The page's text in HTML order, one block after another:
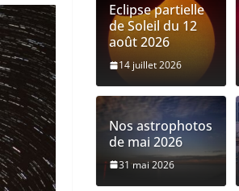
Eclipse partielle
de Soleil du 12
août 2026
14 juillet 2026
Nos astrophotos
de mai 2026
31 mai 2026